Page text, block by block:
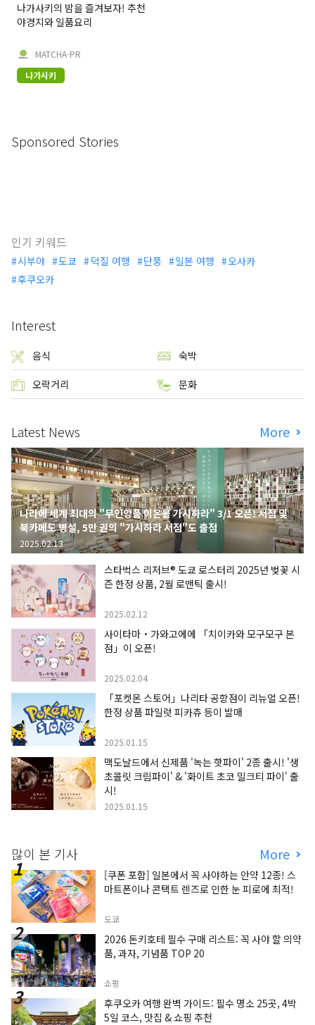
나가사키의 밤을 즐겨보자! 추천
야경지와 일품요리
MATCHA-PR
나가사키
Sponsored Stories
인기 키워드
시부야 도쿄 덕질 여행 단풍 일본 여행
오사카
후쿠오카
Interest
음식 숙박
오락거리 문화
Latest News More
나라에 세계 최대의 "무인양품 이온몰 가시하라" 3/1 오픈! 서점 및
북카페도 병설, 5만 권의 "가시하라 서점"도 출점
2025.02.13
스타벅스 리저브® 도쿄 로스터리 2025년 벚꽃 시
즌 한정 상품, 2월 로맨틱 출시!
2025.02.12
사이타마・가와고에에 「치이카와 모구모구 본
점」이 오픈!
2025.02.04
「포켓몬 스토어」나리타 공항점이 리뉴얼 오픈!
한정 상품 파일럿 피카츄 등이 발매
2025.01.15
맥도날드에서 신제품 '녹는 핫파이' 2종 출시! '생
초콜릿 크림파이' & '화이트 초코 밀크티 파이' 출
시!
2025.01.15
많이 본 기사 More
[쿠폰 포함] 일본에서 꼭 사야하는 안약 12종! 스
마트폰이나 콘택트 렌즈로 인한 눈 피로에 최적!
도쿄
2026 돈키호테 필수 구매 리스트: 꼭 사야 할 의약
품, 과자, 기념품 TOP 20
쇼핑
후쿠오카 여행 완벽 가이드: 필수 명소 25곳, 4박
5일 코스, 맛집 & 쇼핑 추천